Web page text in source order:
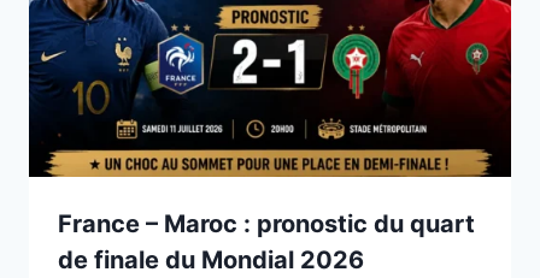
France – Maroc : pronostic du quart
de finale du Mondial 2026